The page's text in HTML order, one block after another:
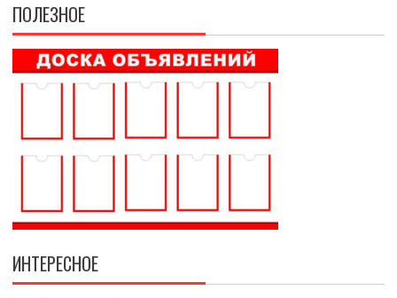
ПОЛЕЗНОЕ
ИНТЕРЕСНОЕ